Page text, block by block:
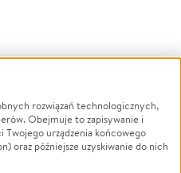
Powódź
Wichura
NGO
rozwiązań technologicznych,
Obejmuje to zapisywanie i
urządzenia końcowego
oraz późniejsze uzyskiwanie do nich